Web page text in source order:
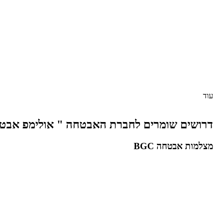
עוד
דרושים שומרים לחברת האבטחה " אולימפ
מצלמות אבטחה BGC